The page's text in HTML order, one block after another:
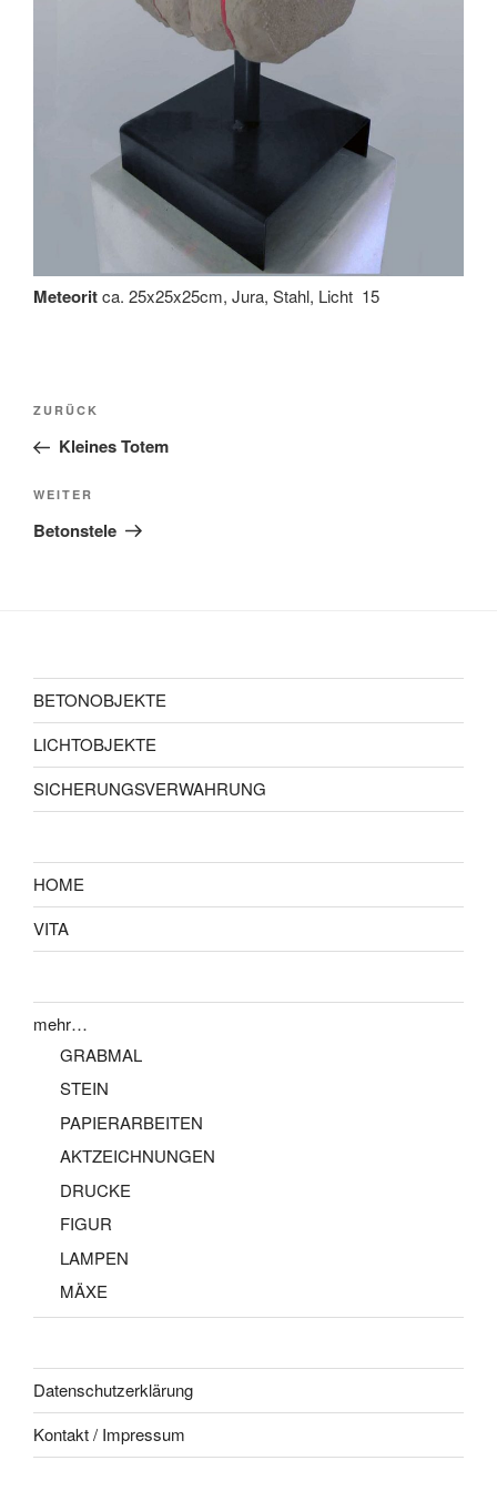
Meteoritca. 25x25x25cm, Jura, Stahl, Licht 15
Beitragsnavigation
Vorheriger
Beitrag
ZURÜCK
Kleines Totem
Nächster
Beitrag
WEITER
Betonstele
BETONOBJEKTE
LICHTOBJEKTE
SICHERUNGSVERWAHRUNG
HOME
VITA
mehr…
GRABMAL
STEIN
PAPIERARBEITEN
AKTZEICHNUNGEN
DRUCKE
FIGUR
LAMPEN
MÄXE
Datenschutzerklärung
Kontakt / Impressum